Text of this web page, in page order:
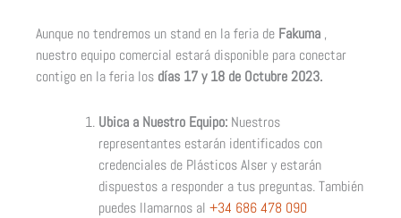
Aunque no tendremos un stand en la feria de Fakuma ,
nuestro equipo comercial estará disponible para conectar
contigo en la feria los días 17 y 18 de Octubre 2023.
Ubica a Nuestro Equipo:Nuestros
representantes estarán identificados con
credenciales de Plásticos Alser y estarán
dispuestos a responder a tus preguntas. También
puedes llamarnos al +34 686 478 090